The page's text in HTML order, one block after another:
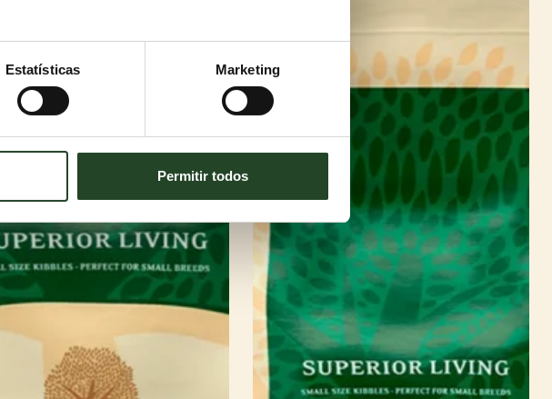
Estatísticas Marketing
Permitir todos